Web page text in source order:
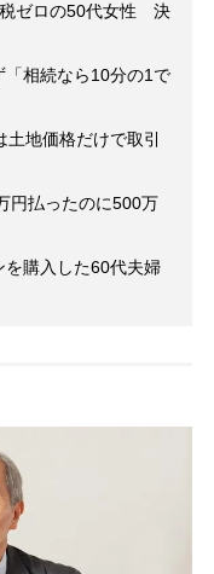
ゼロの50代女性 決
相続なら10分の1で
地価格だけで取引
円払ったのに500万
購入した60代夫婦